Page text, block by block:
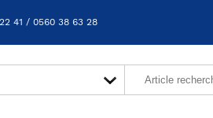
41 / 0560 38 63 28